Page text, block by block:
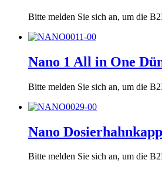
Bitte melden Sie sich an, um die
Nano 1 All in One
Bitte melden Sie sich an, um die
Nano
Bitte melden Sie sich an, um die